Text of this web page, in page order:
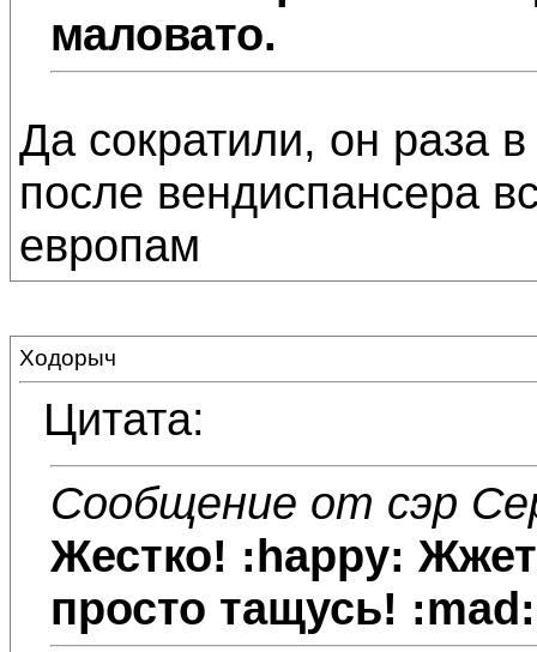
маловато.
Да сократили, он раза
после вендиспансера
европам
Ходорыч
Цитата:
Сообщение от сэр
Жестко! :happy:
просто тащусь! :mad: